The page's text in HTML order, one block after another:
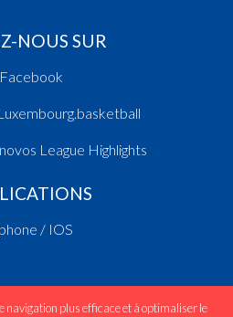
NOUS SUR
Facebook
League Highlights
/ IOS
navigation plus efficace et à optimaliser le